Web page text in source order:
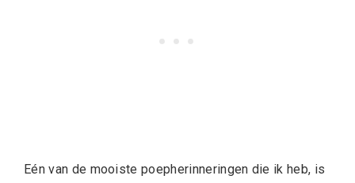
Eén van de mooiste poepherinneringen die ik heb, is